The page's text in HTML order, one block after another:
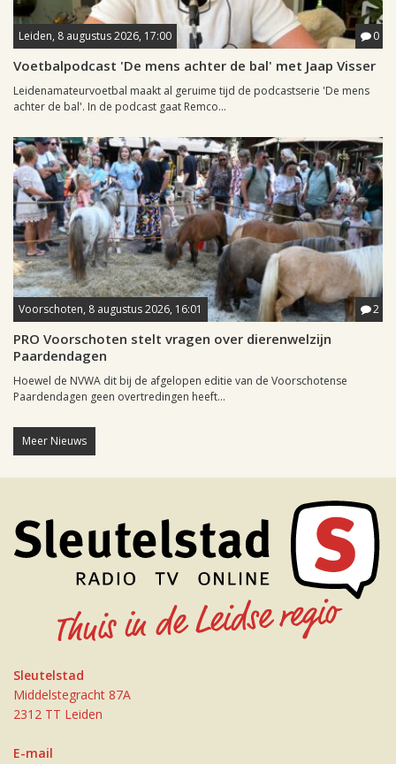
Leiden, 8 augustus 2026, 17:00 0
Voetbalpodcast 'De mens achter de bal' met Jaap Visser
Leidenamateurvoetbal maakt al geruime tijd de podcastserie 'De mens
achter de bal'. In de podcast gaat Remco...
Voorschoten, 8 augustus 2026, 16:01 2
PRO Voorschoten stelt vragen over dierenwelzijn
Paardendagen
Hoewel de NVWA dit bij de afgelopen editie van de Voorschotense
Paardendagen geen overtredingen heeft...
Meer Nieuws
Sleutelstad
Middelstegracht 87A
2312 TT Leiden
E-mail